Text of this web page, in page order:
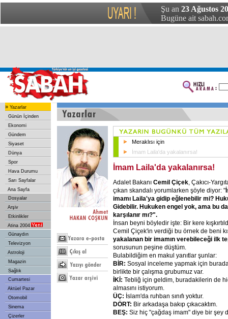
Şu an 23 Ağustos
Bugüne ait
» Yazarlar
Günün İçinden
Ekonomi
Gündem
Siyaset
Dünya
Spor
Hava Durumu
Sarı Sayfalar
Ana Sayfa
Dosyalar
Arşiv
Etkinlikler
Atina 2004
Günaydın
Televizyon
Astroloji
Magazin
Sağlık
Cumartesi
Aktüel Pazar
Otomobil
Sinema
Çizerler
Meraklısı için
İmam Laila'da yakalanırsa!
İmam Laila'da yakalanırsa!
Adalet Bakanı Cemil Çiçek , Çakıcı-
çıkan skandalı yorumlarken şöyle diyor: "
imamı Laila'ya gidip eğlenebilir mi?
Gidebilir. Hukuken engel yok, ama bu
karşılanır mı?".
İnsan beyni böyledir işte: Bir kere
Cemil Çiçek'in verdiği bu örnek de beni
yakalanan bir imamın verebileceği ilk
sorusunun peşine düştüm.
Bulabildiğim en makul yanıtlar şunlar:
BİR: Sosyal inceleme yapmak için
birlikte bir çalışma grubumuz var.
İKİ: Tebliğ için geldim, buradakilerin de
almasını istiyorum.
ÜÇ: İslam'da ruhban sınıfı yoktur.
DÖRT: Bir arkadaşa bakıp çıkacaktım.
BEŞ: Siz hiç "çağdaş imam" diye bir şey